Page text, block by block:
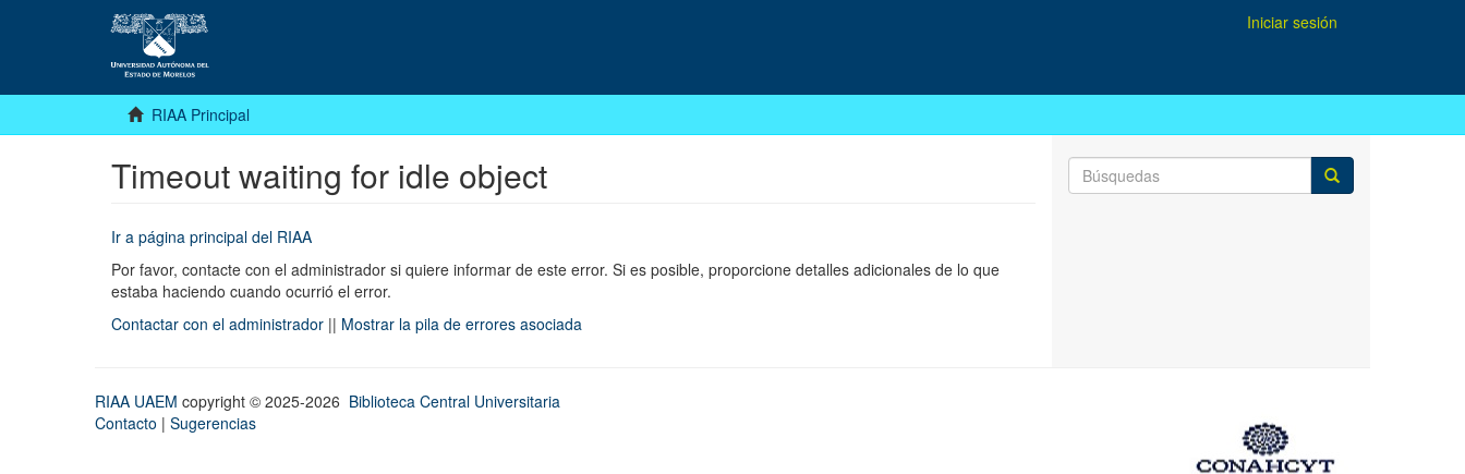
Iniciar sesión
RIAA Principal
Timeout waiting for idle object
Ir a página principal del RIAA
Por favor, contacte con el administrador si quiere informar de este error. Si es posible, proporcione detalles adicionales de lo que
estaba haciendo cuando ocurrió el error.
Contactar con el administrador || Mostrar la pila de errores asociada
RIAA UAEM copyright © 2025-2026 Biblioteca Central Universitaria
Contacto | Sugerencias